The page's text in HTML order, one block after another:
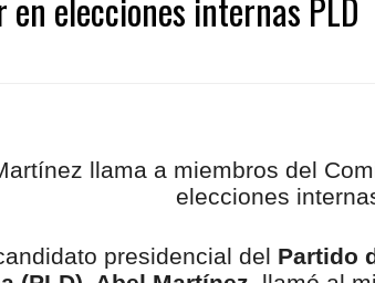
elecciones internas PLD
presidencial del Partido